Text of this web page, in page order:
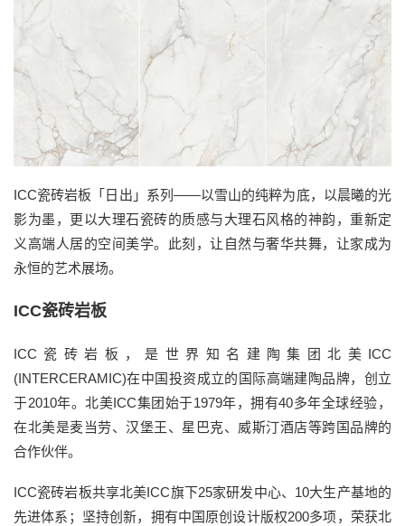
ICC瓷砖岩板「日出」系列——以雪山的纯粹为底，以晨曦的光
影为墨，更以大理石瓷砖的质感与大理石风格的神韵，重新定
义高端人居的空间美学。此刻，让自然与奢华共舞，让家成为
永恒的艺术展场。
ICC瓷砖岩板
ICC瓷砖岩板，是世界知名建陶集团北美ICC
(INTERCERAMIC)在中国投资成立的国际高端建陶品牌，创立
于2010年。北美ICC集团始于1979年，拥有40多年全球经验，
在北美是麦当劳、汉堡王、星巴克、威斯汀酒店等跨国品牌的
合作伙伴。
ICC瓷砖岩板共享北美ICC旗下25家研发中心、10大生产基地的
先进体系；坚持创新，拥有中国原创设计版权200多项，荣获北